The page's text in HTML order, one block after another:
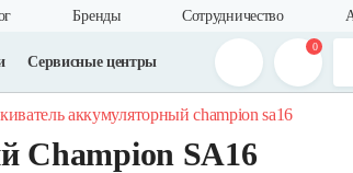
Бренды Сотрудничество
Сервисные центры
0
аккумуляторный champion sa16
Champion SA16